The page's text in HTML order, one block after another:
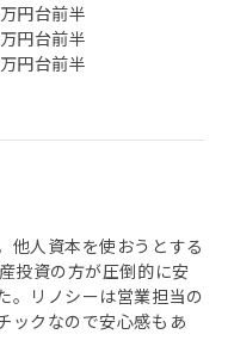
円台前半
円台前半
円台前半
他人資本を使おうとする
投資の方が圧倒的に安
。リノシーは営業担当の
ックなので安心感もあ